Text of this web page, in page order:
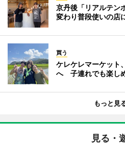
京丹後「リアルテ
変わり普段使いの店
買う
ケレケレマーケット
へ 子連れでも楽し
もっと見
見る・